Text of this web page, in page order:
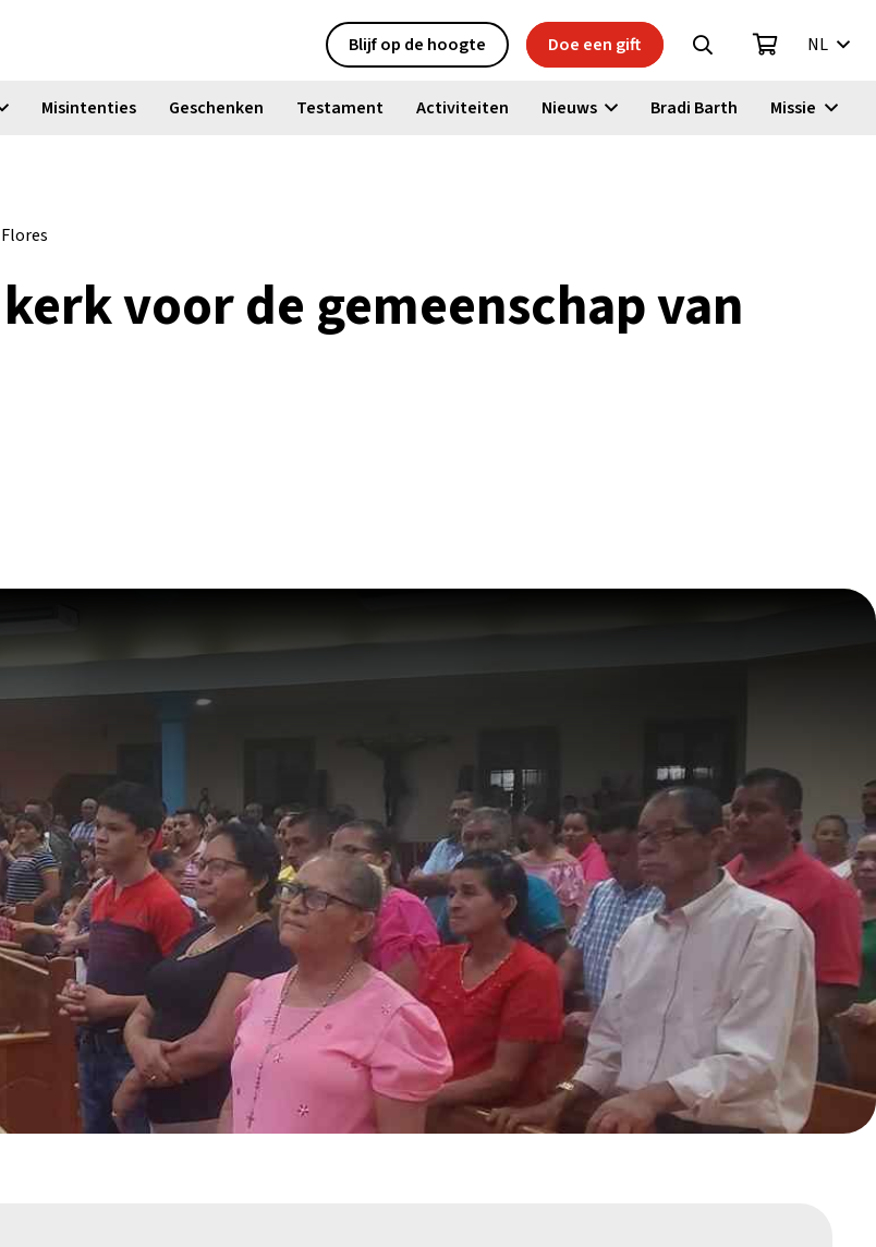
Blijf op de hoogte Doe een gift NL
Misintenties Geschenken Testament Activiteiten Nieuws Bradi Barth Missie
voor de gemeenschap van